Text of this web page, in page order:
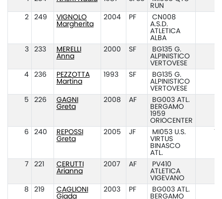
RUN
2 249
VIGNOLO
Margherita
2004 PF
CN008
A.S.D.
ATLETICA
ALBA
3 233
MERELLI
Anna
2000 SF
BG135 G.
ALPINISTICO
VERTOVESE
4 236
PEZZOTTA
Martina
1993 SF
BG135 G.
ALPINISTICO
VERTOVESE
5 226
GAGNI
Greta
2008 AF
BG003 ATL.
BERGAMO
1959
ORIOCENTER
6 240
REPOSSI
Greta
2005 JF
MI053 U.S.
VIRTUS
BINASCO
ATL.
7 221
CERUTTI
Arianna
2007 AF
PV410
ATLETICA
VIGEVANO
8 219
CAGLIONI
Giada
2003 PF
BG003 ATL.
BERGAMO